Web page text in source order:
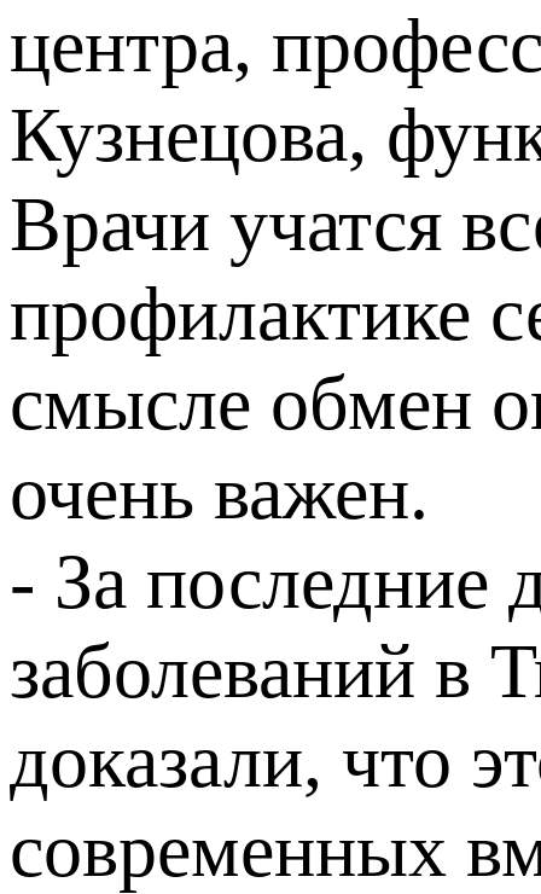
центра,
Кузнецова,
Врачи учатся
профилактике
смысле обмен
очень важен.
- За последние
заболеваний в
доказали, что
современных